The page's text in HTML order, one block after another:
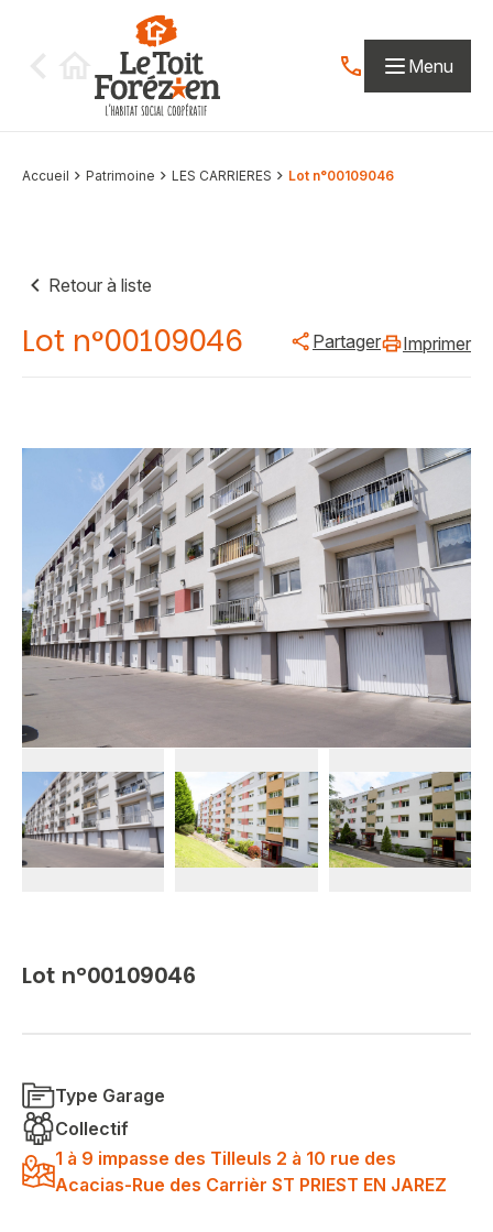
Contactez-nous
Menu
Accueil Patrimoine LES CARRIERES Lot n°00109046
Retour à liste
Lot n°00109046 Partager Imprimer
Lot n°00109046
Type Garage
Collectif
1 à 9 impasse des Tilleuls 2 à 10 rue des
Acacias-Rue des Carrièr ST PRIEST EN JAREZ